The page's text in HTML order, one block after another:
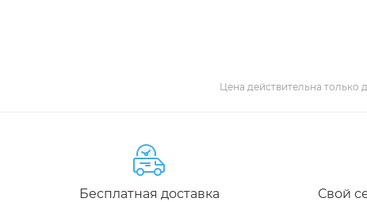
Цена действительна только
Бесплатная доставка Свой